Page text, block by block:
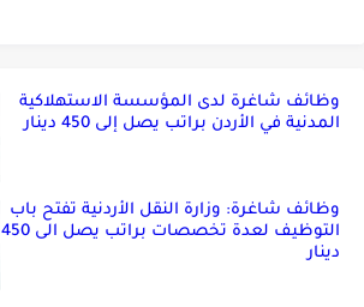
وظائف شاغرة لدى المؤسسة الاستهلاكية
المدنية في الأردن براتب يصل إلى 450 دينار
وظائف شاغرة: وزارة النقل الأردنية تفتح باب
التوظيف لعدة تخصصات براتب يصل الى 450
دينار